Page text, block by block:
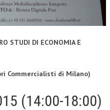
STUDI DI ECONOMIA E
Commercialisti di Milano)
(14:00-18:00)